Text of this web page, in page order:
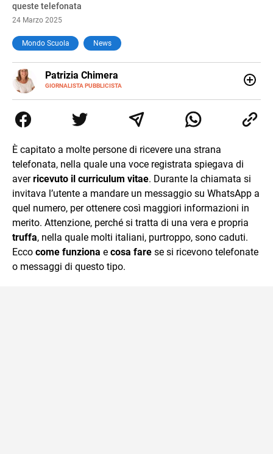
queste telefonata
24 Marzo 2025
Mondo Scuola News
Patrizia Chimera
GIORNALISTA PUBBLICISTA
E-
MAIL
LINKEDIN
collaborato con grandi gruppi editoriali e agenzie di
comunicazione specializzandosi nella scrittura di articoli
È capitato a molte persone di ricevere una strana
telefonata, nella quale una voce registrata spiegava di
averricevuto il curriculum vitae. Durante la chiamata si
invitava l’utente a mandare un messaggio su WhatsApp a
quel numero, per ottenere così maggiori informazioni in
merito. Attenzione, perché si tratta di una vera e propria
truffa, nella quale molti italiani, purtroppo, sono caduti.
Ecco come funziona e cosa fare se si ricevono telefonate
o messaggi di questo tipo.